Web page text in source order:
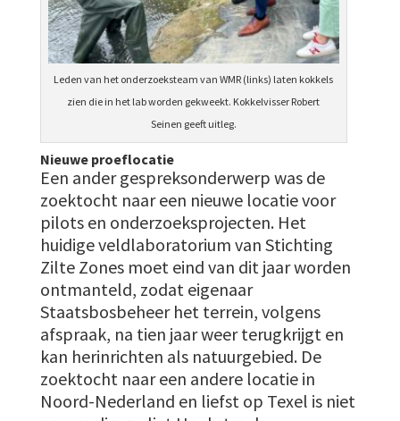
Leden van het onderzoeksteam van WMR (links) laten kokkels
zien die in het lab worden gekweekt. Kokkelvisser Robert
Seinen geeft uitleg.
Nieuwe proeflocatie
Een ander gespreksonderwerp was de
zoektocht naar een nieuwe locatie voor
pilots en onderzoeksprojecten. Het
huidige veldlaboratorium van Stichting
Zilte Zones moet eind van dit jaar worden
ontmanteld, zodat eigenaar
Staatsbosbeheer het terrein, volgens
afspraak, na tien jaar weer terugkrijgt en
kan herinrichten als natuurgebied. De
zoektocht naar een andere locatie in
Noord-Nederland en liefst op Texel is niet